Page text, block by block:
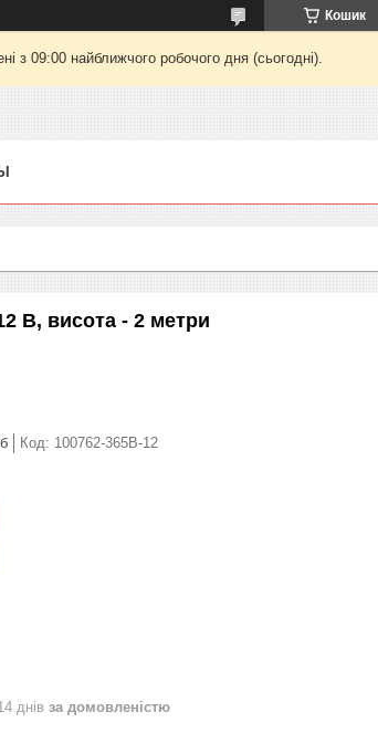
Кошик
з 09:00 найближчого робочого дня (сьогодні).
В, висота - 2 метри
Код: 100762-365B-12
днів за домовленістю